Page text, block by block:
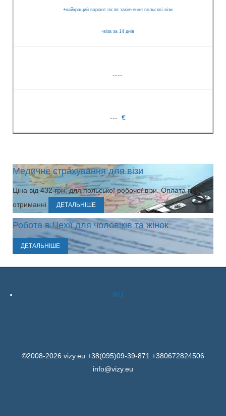
+найкращий варіант після закінчення польскої візи
+віза за 14 днів
----
--- €
Медичне страхування для візи
Ціна від 432 грн. для польської робочої візи. Оплата при
отриманні
ДЕТАЛЬНІШЕ
Робота в Чехії для чоловіків та жінок
ДЕТАЛЬНІШЕ
RU
©2008-2026 vizy.eu +38(095)09-39-871 +380672824506
info@vizy.eu